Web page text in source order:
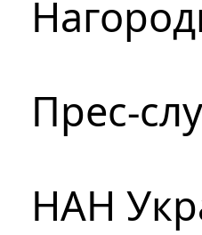
Прес-
НАН